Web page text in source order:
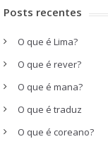
Posts recentes
O que é Lima?
O que é rever?
O que é mana?
O que é traduz
O que é coreano?